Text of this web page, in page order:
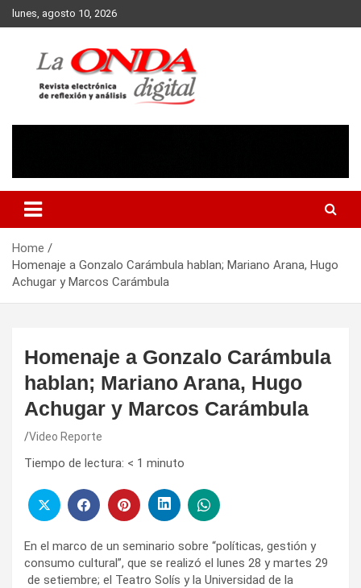
Skip
to
lunes, agosto 10, 2026
Home
Homenaje a Gonzalo Carámbula hablan; Mariano Arana, Hugo
Achugar y Marcos Carámbula
Homenaje a Gonzalo Carámbula
hablan; Mariano Arana, Hugo
Achugar y Marcos Carámbula
Video Reporte
Tiempo de lectura: < 1 minuto
En el marco de un seminario sobre “políticas, gestión y
consumo cultural”, que se realizó el lunes 28 y martes 29
de setiembre; el Teatro Solís y la Universidad de la